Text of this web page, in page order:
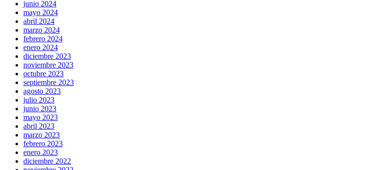
junio 2024
mayo 2024
abril 2024
marzo 2024
febrero 2024
enero 2024
diciembre 2023
noviembre 2023
octubre 2023
septiembre 2023
agosto 2023
julio 2023
junio 2023
mayo 2023
abril 2023
marzo 2023
febrero 2023
enero 2023
diciembre 2022